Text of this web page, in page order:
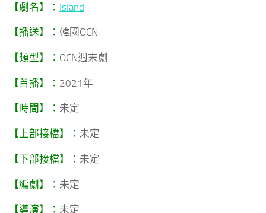
【劇名】： Island
【播送】： 韓國OCN
【類型】： OCN週末劇
【首播】： 2021年
【時間】： 未定
【上部接檔】： 未定
【下部接檔】： 未定
【編劇】： 未定
【導演】： 未定